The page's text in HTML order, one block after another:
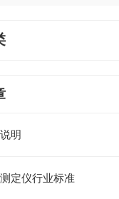
明
定仪行业标准